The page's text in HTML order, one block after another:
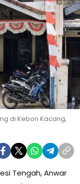
di Kebon Kacang,
Tengah, Anwar